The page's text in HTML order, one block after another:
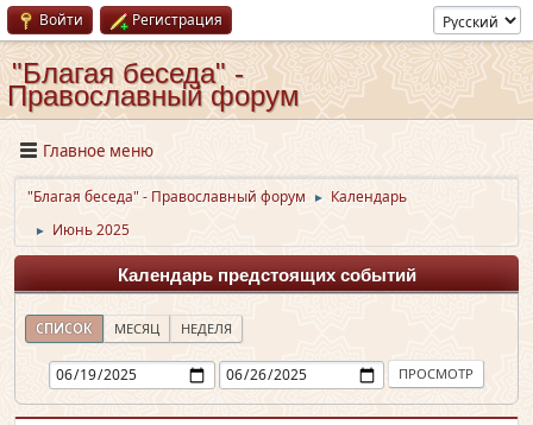
Войти Регистрация
"Благая беседа" -
Православный форум
Главное меню
"Благая беседа" - Православный форум ► Календарь
► Июнь 2025
Календарь предстоящих событий
СПИСОК МЕСЯЦ НЕДЕЛЯ